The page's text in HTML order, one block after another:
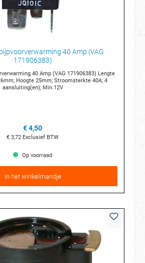
40 Amp (VAG
171906383)
40 Amp (VAG 171906383) Lengte
Hoogte 25mm; Stroomsterkte 40A; 4
aansluiting(en); Min.12V
€ 4,50
€ 3,72 Exclusief BTW
Op voorraad
In het winkelmandje